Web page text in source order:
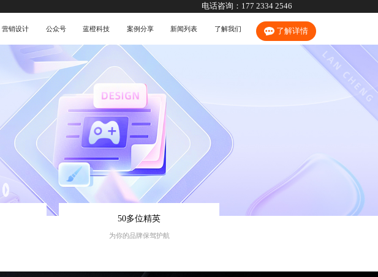
电话咨询： 177 2334 2546
营销设计 公众号 蓝橙科技 案例分享 新闻列表 了解我们 了解详情
50多位精英
为你的品牌保驾护航